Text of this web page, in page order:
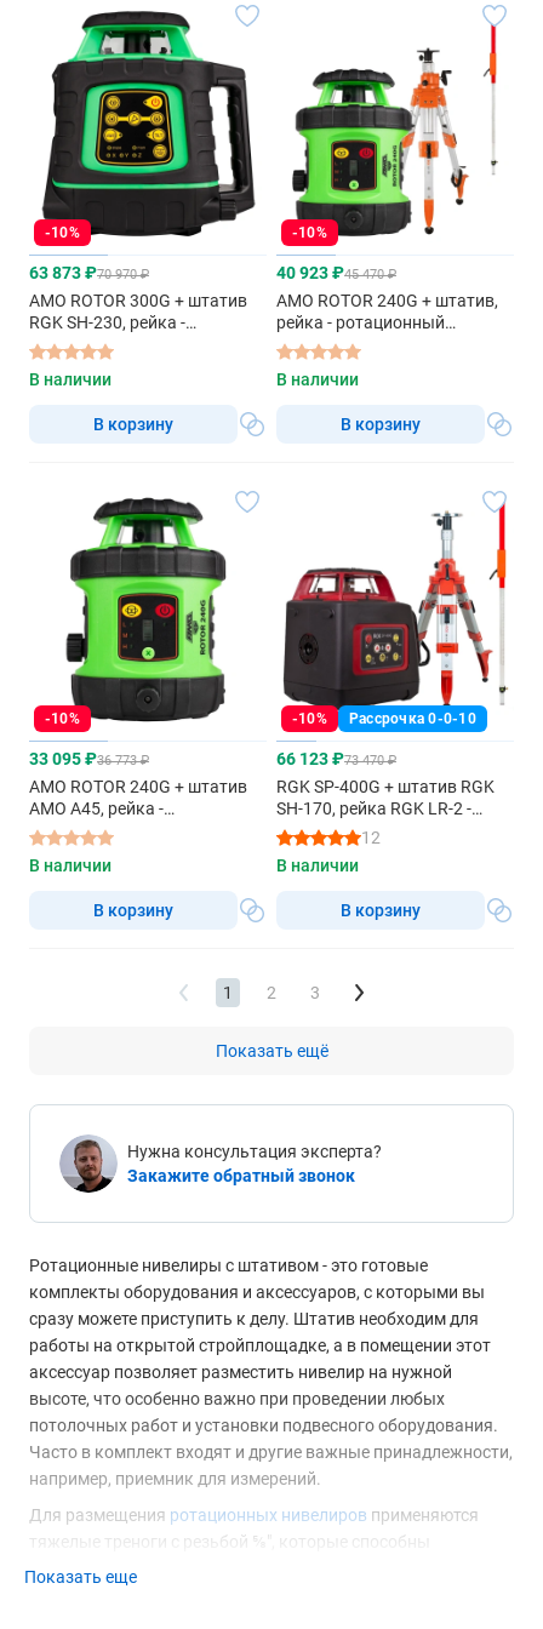
-10%
63 873 ₽70 970 ₽
AMO ROTOR 300G + штатив
RGK SH-230, рейка -
ротационный нивелир с
красным лучом
В наличии
В корзину
-10%
40 923 ₽45 470 ₽
AMO ROTOR 240G + штатив,
рейка - ротационный
нивелир с зеленым лучом
В наличии
В корзину
-10%
33 095 ₽36 773 ₽
AMO ROTOR 240G + штатив
AMO A45, рейка -
ротационный нивелир с
зеленым лучом
В наличии
В корзину
-10% Рассрочка 0-0-10
66 123 ₽73 470 ₽
RGK SP-400G + штатив RGK
SH-170, рейка RGK LR-2 -
ротационный нивелир с
зеленым лучом
12
В наличии
В корзину
1 2 3
Показать ещё
Нужна консультация эксперта?
Закажите обратный звонок
Ротационные нивелиры с штативом - это готовые
комплекты оборудования и аксессуаров, с которыми вы
сразу можете приступить к делу. Штатив необходим для
работы на открытой стройплощадке, а в помещении этот
аксессуар позволяет разместить нивелир на нужной
высоте, что особенно важно при проведении любых
потолочных работ и установки подвесного оборудования.
Часто в комплект входят и другие важные принадлежности,
например, приемник для измерений.
Для размещения ротационных нивелиров применяются
тяжелые треноги с резьбой ⅝″, которые способны
обеспечить безопасность оборудования в любых условиях,
Показать еще